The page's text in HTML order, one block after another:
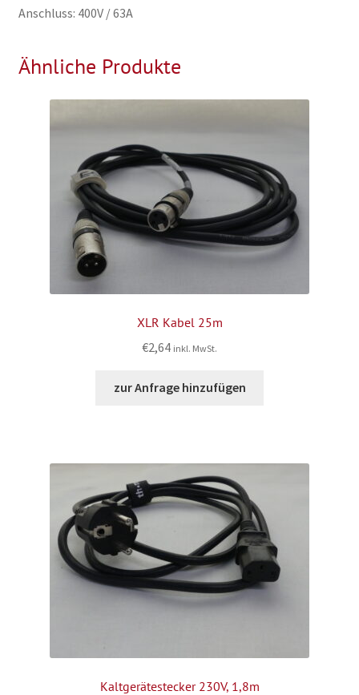
Anschluss: 400V / 63A
Ähnliche Produkte
XLR Kabel 25m
€2,64 inkl. MwSt.
zur Anfrage hinzufügen
Kaltgerätestecker 230V, 1,8m